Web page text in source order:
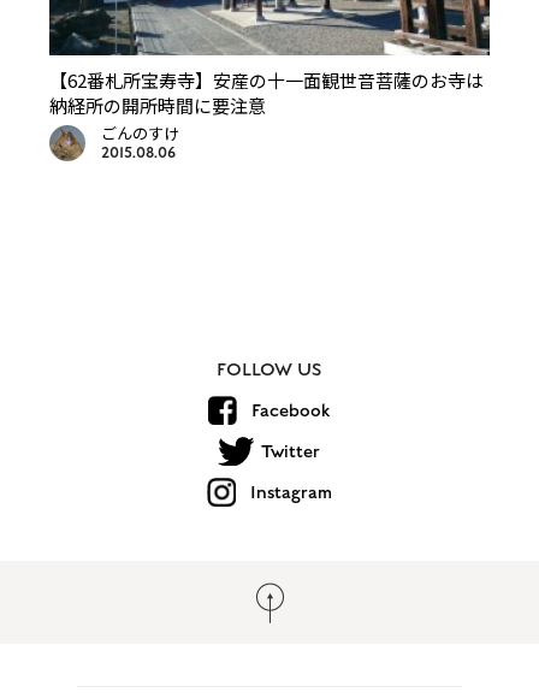
【62番札所宝寿寺】安産の十一面観世音菩薩のお寺は
納経所の開所時間に要注意
ごんのすけ
2015.08.06
FOLLOW US
Facebook
Twitter
Instagram